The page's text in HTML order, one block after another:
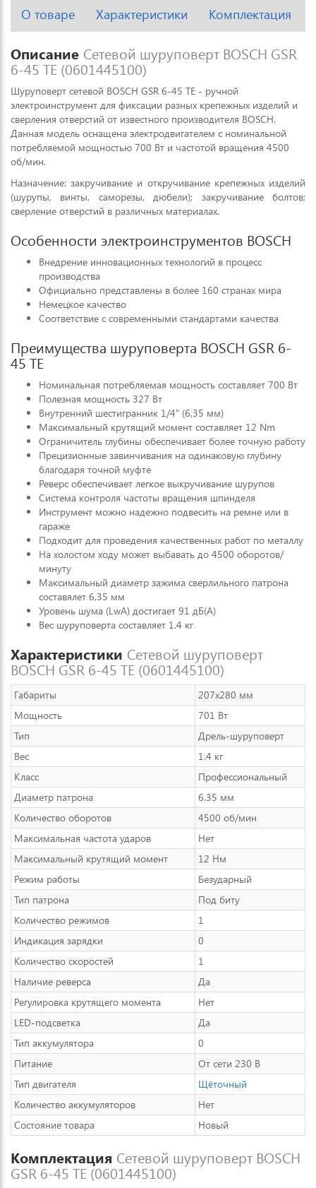
О товаре Характеристики Комплектация
Описание Сетевой шуруповерт BOSCH GSR
6-45 TE (0601445100)
Шуруповерт сетевой BOSCH GSR 6-45 TE - ручной
электроинструмент для фиксации разных крепежных изделий и
сверления отверстий от известного производителя BOSCH.
Данная модель оснащена электродвигателем с номинальной
потребляемой мощностью 700 Вт и частотой вращения 4500
об/мин.
Назначение: закручивание и откручивание крепежных изделий
(шурупы, винты, саморезы, дюбели); закручивание болтов;
сверление отверстий в различных материалах.
Особенности электроинструментов BOSCH
Внедрение инновационных технологий в процесс
производства
Официально представлены в более 160 странах мира
Немецкое качество
Соответствие с современными стандартами качества
Преимущества шуруповерта BOSCH GSR 6-
45 TE
Номинальная потребляемая мощность составляет 700 Вт
Полезная мощность 327 Вт
Внутренний шестигранник 1/4" (6,35 мм)
Максимальный крутящий момент составляет 12 Nm
Ограничитель глубины обеспечивает более точную работу
Прецизионные завинчивания на одинаковую глубину
благодаря точной муфте
Реверс обеспечивает легкое выкручивание шурупов
Система контроля частоты вращения шпинделя
Инструмент можно надежно подвесить на ремне или в
гараже
Подходит для проведения качественных работ по металлу
На холостом ходу может выбавать до 4500 оборотов/
минуту
Максимальный диаметр зажима сверлильного патрона
составялет 6,35 мм
Уровень шума (LwA) достигает 91 дБ(A)
Вес шуруповерта составляет 1.4 кг
Характеристики Сетевой шуруповерт
BOSCH GSR 6-45 TE (0601445100)
Габариты
207x280 мм
Мощность
701 Вт
Тип
Дрель-шуруповерт
Вес
1.4 кг
Класс
Профессиональный
Диаметр патрона
6.35 мм
Количество оборотов
4500 об/мин
Максимальная частота ударов
Нет
Максимальный крутящий момент
12 Нм
Режим работы
Безударный
Тип патрона
Под биту
Количество режимов
1
Индикация зарядки
0
Количество скоростей
1
Наличие реверса
Да
Регулировка крутящего момента
Нет
LED-подсветка
Да
Тип аккумулятора
0
Питание
От сети 230 В
Тип двигателя
Щёточный
Количество аккумуляторов
Нет
Состояние товара
Новый
Комплектация Сетевой шуруповерт BOSCH
GSR 6-45 TE (0601445100)